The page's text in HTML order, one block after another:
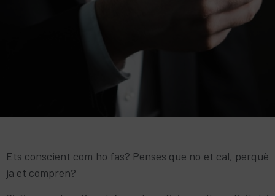
Ets conscient com ho fas? Penses que no et cal, perquè
ja et compren?